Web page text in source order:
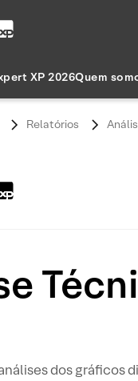
XP 2026Quem
Relatórios
dos gráficos